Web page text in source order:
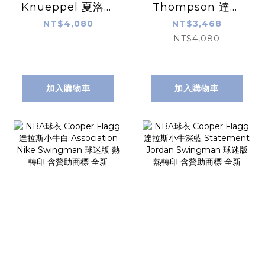
Knueppel 夏洛特
黃蜂紫 Statement
NT$4,080
加入購物車
Thompson 達拉
斯小牛復古 25-26
HWC Nike
標 全新
NT$3,468
NT$4,080
加入購物車